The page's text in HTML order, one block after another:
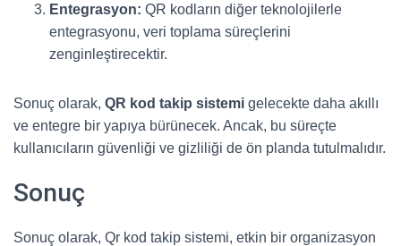
Entegrasyon: QR kodların diğer teknolojilerle
entegrasyonu, veri toplama süreçlerini
zenginleştirecektir.
Sonuç olarak, QR kod takip sistemi gelecekte daha akıllı
ve entegre bir yapıya bürünecek. Ancak, bu süreçte
kullanıcıların güvenliği ve gizliliği de ön planda tutulmalıdır.
Sonuç
Sonuç olarak, Qr kod takip sistemi, etkin bir organizasyon